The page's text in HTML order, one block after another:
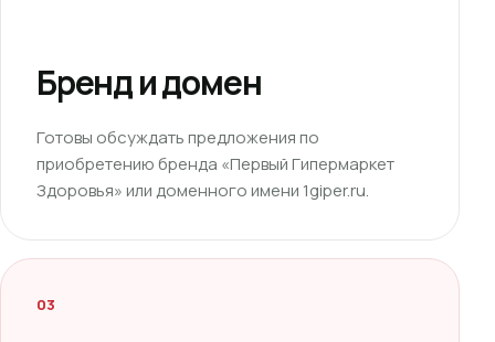
Бренд и домен
Готовы обсуждать предложения по
приобретению бренда «Первый Гипермаркет
Здоровья» или доменного имени 1giper.ru.
03